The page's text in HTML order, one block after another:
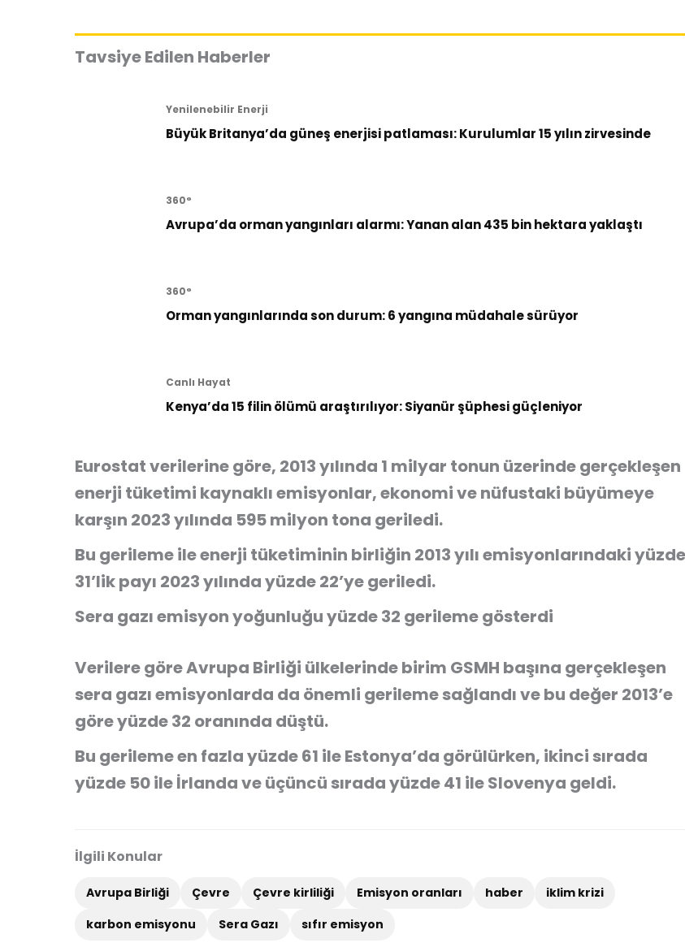
Tavsiye Edilen Haberler
Yenilenebilir Enerji
Büyük Britanya’da güneş enerjisi patlaması: Kurulumlar 15 yılın zirvesinde
360°
Avrupa’da orman yangınları alarmı: Yanan alan 435 bin hektara yaklaştı
360°
Orman yangınlarında son durum: 6 yangına müdahale sürüyor
Canlı Hayat
Kenya’da 15 filin ölümü araştırılıyor: Siyanür şüphesi güçleniyor
Eurostat verilerine göre, 2013 yılında 1 milyar tonun üzerinde gerçekleşen
enerji tüketimi kaynaklı emisyonlar, ekonomi ve nüfustaki büyümeye
karşın 2023 yılında 595 milyon tona geriledi.
Bu gerileme ile enerji tüketiminin birliğin 2013 yılı emisyonlarındaki yüzde
31’lik payı 2023 yılında yüzde 22’ye geriledi.
Sera gazı emisyon yoğunluğu yüzde 32 gerileme gösterdi
Verilere göre Avrupa Birliği ülkelerinde birim GSMH başına gerçekleşen
sera gazı emisyonlarda da önemli gerileme sağlandı ve bu değer 2013’e
göre yüzde 32 oranında düştü.
Bu gerileme en fazla yüzde 61 ile Estonya’da görülürken, ikinci sırada
yüzde 50 ile İrlanda ve üçüncü sırada yüzde 41 ile Slovenya geldi.
İlgili Konular
Avrupa Birliği Çevre Çevre kirliliği Emisyon oranları haber
iklim krizi
karbon emisyonu
Sera Gazı sıfır emisyon